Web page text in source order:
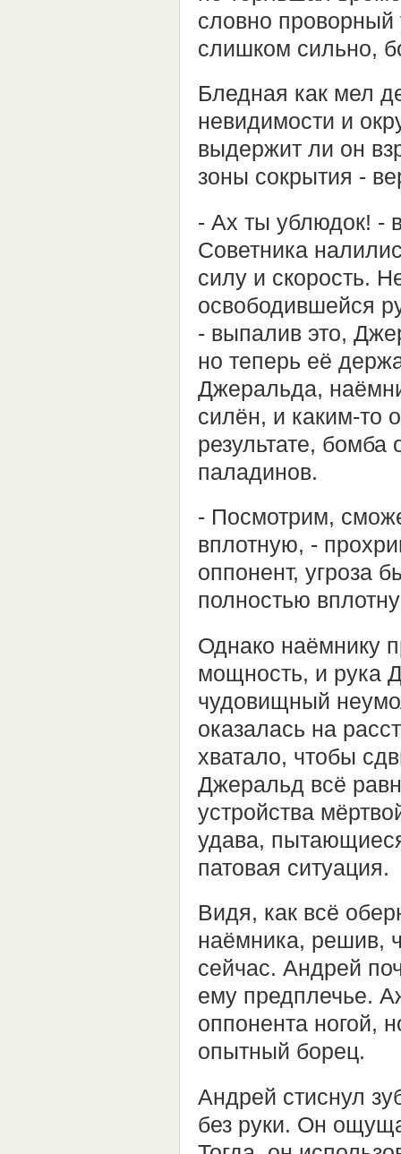
словно
слишком сильно,
Бледная как мел
невидимости и
выдержит ли он
зоны сокрытия -
- Ах ты ублюдок! -
Советника
силу и скорость.
освободившейся
- выпалив это,
но теперь её
Джеральда,
силён, и каким-то
результате, бомба
паладинов.
- Посмотрим,
вплотную, -
оппонент, угроза
полностью
Однако наёмнику
мощность, и рука
чудовищный
оказалась на
хватало, чтобы
Джеральд всё
устройства
удава,
патовая ситуация.
Видя, как всё
наёмника, решив,
сейчас. Андрей
ему предплечье.
оппонента ногой,
опытный борец.
Андрей стиснул
без руки. Он